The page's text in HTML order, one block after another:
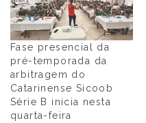
Fase presencial da
pré-temporada da
arbitragem do
Catarinense Sicoob
Série B inicia nesta
quarta-feira